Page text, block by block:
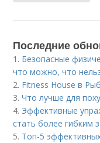
Последние
1. Безопасные
что можно, что
2. Fitness House в
3.Что лучше для
4. Эффективные
стать более гибким
5. Топ-5